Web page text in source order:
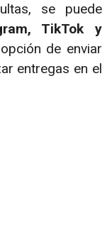
se puede
TikTok y
de enviar
entregas en el